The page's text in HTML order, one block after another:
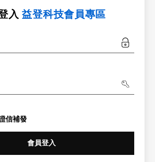
入益登科技會員專區
信補發
會員登入